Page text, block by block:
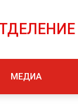
МЕДИА